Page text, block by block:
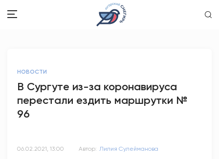
ОБРАЗОВАНИЕ
КУЛЬТУРА
НОВОСТИ
В Сургуте из-за коронавируса
перестали ездить маршрутки №
96
06.02.2021, 13:00 Автор: Лилия Сулейманова